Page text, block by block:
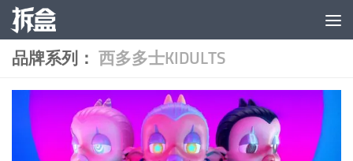
跳至内容
品牌系列： 西多多士KIDULTS